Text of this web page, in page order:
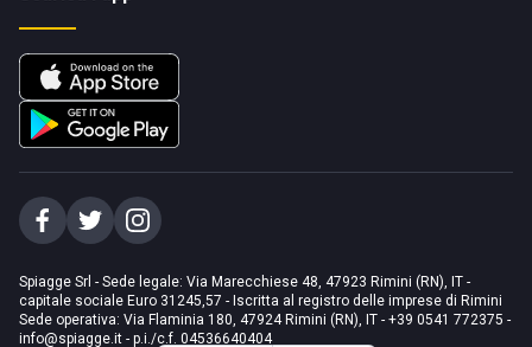
Spiagge Srl - Sede legale: Via Marecchiese 48, 47923 Rimini (RN), IT -
capitale sociale Euro 31245,57 - Iscritta al registro delle imprese di Rimini
Sede operativa: Via Flaminia 180, 47924 Rimini (RN), IT - +39 0541 772375 -
info@spiagge.it - p.i./c.f. 04536640404